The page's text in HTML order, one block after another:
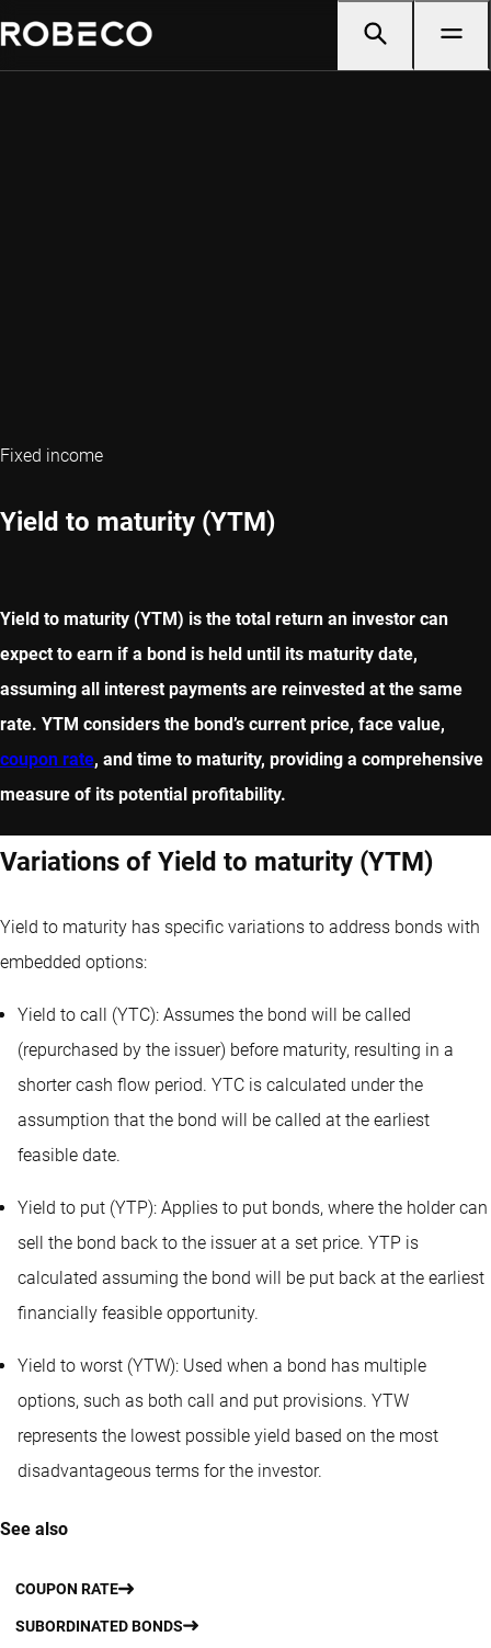
Fixed income
Yield to maturity (YTM)
Yield to maturity (YTM) is the total return an investor can
expect to earn if a bond is held until its maturity date,
assuming all interest payments are reinvested at the same
rate. YTM considers the bond’s current price, face value,
coupon rate, and time to maturity, providing a comprehensive
measure of its potential profitability.
Variations of Yield to maturity (YTM)
Yield to maturity has specific variations to address bonds with
embedded options:
Yield to call (YTC): Assumes the bond will be called
(repurchased by the issuer) before maturity, resulting in a
shorter cash flow period. YTC is calculated under the
assumption that the bond will be called at the earliest
feasible date.
Yield to put (YTP): Applies to put bonds, where the holder can
sell the bond back to the issuer at a set price. YTP is
calculated assuming the bond will be put back at the earliest
financially feasible opportunity.
Yield to worst (YTW): Used when a bond has multiple
options, such as both call and put provisions. YTW
represents the lowest possible yield based on the most
disadvantageous terms for the investor.
See also
COUPON RATE
SUBORDINATED BONDS